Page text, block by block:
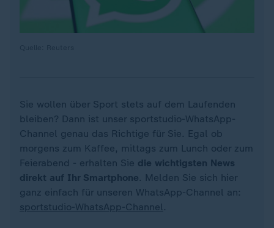
Sie wollen über Sport stets auf dem Laufenden
bleiben? Dann ist unser sportstudio-WhatsApp-
Channel genau das Richtige für Sie. Egal ob
morgens zum Kaffee, mittags zum Lunch oder zum
Feierabend - erhalten Sie die wichtigsten News
direkt auf Ihr Smartphone. Melden Sie sich hier
ganz einfach für unseren WhatsApp-Channel an:
sportstudio-WhatsApp-Channel.